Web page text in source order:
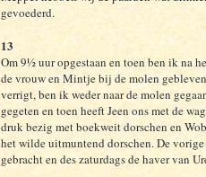
gevoederd.
13
Om 9½ uur opgestaan en toen ben ik na
de vrouw en Mintje bij de molen
verrigt, ben ik weder naar de molen
gegeten en toen heeft Jeen ons met de
druk bezig met boekweit dorschen en
het wilde uitmuntend dorschen. De
gebracht en des zaturdags de haver van